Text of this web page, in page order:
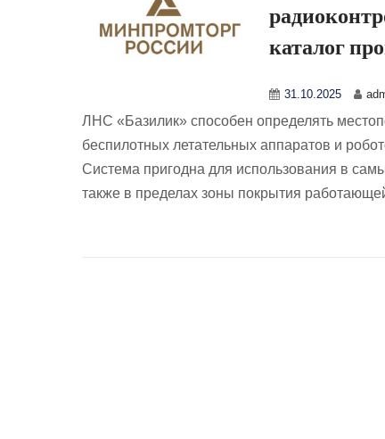
каталог
31.10.2025
ЛНС «Базилик» способен определять
беспилотных летательных аппаратов и
Система пригодна для использования в
также в пределах зоны покрытия